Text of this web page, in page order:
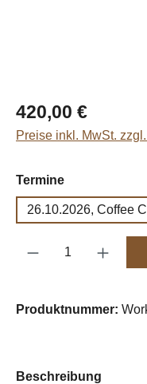
Regulärer Preis:
420,00 €
Preise inkl. MwSt.
Termineauswählen
26.10.2026, Coffee
Produkt
Produktnummer:
Beschreibung